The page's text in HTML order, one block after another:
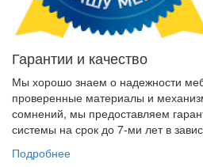
Гарантии и качество
Мы хорошо знаем о надежности
проверенные материалы и
сомнений, мы предоставляем
системы на срок до 7-ми лет в
Подробнее